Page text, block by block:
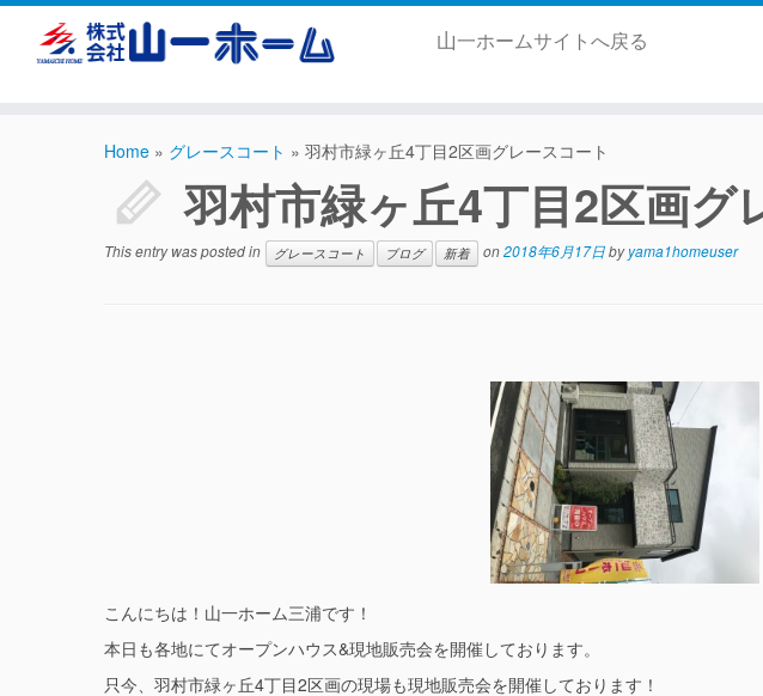
山一ホームサイトへ戻る
Home » グレースコート » 羽村市緑ヶ丘4丁目2区画グレースコート
羽村市緑ヶ丘4丁目2区画グ
This entry was posted in グレースコート ブログ 新着 on2018年6月17日byyama1homeuser
こんにちは！山一ホーム三浦です！
本日も各地にてオープンハウス&現地販売会を開催しております。
只今、羽村市緑ヶ丘4丁目2区画の現場も現地販売会を開催しております！